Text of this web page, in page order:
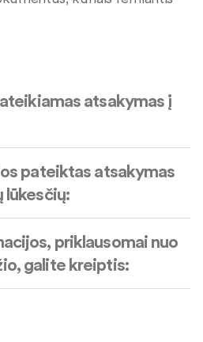
atsakymas į
pateiktas atsakymas
lūkesčių:
priklausomai nuo
galite kreiptis: